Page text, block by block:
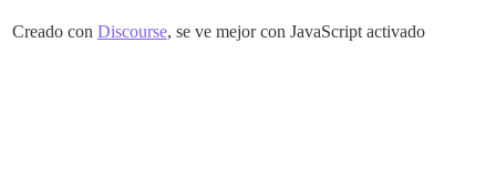
Creado con Discourse, se ve mejor con JavaScript activado